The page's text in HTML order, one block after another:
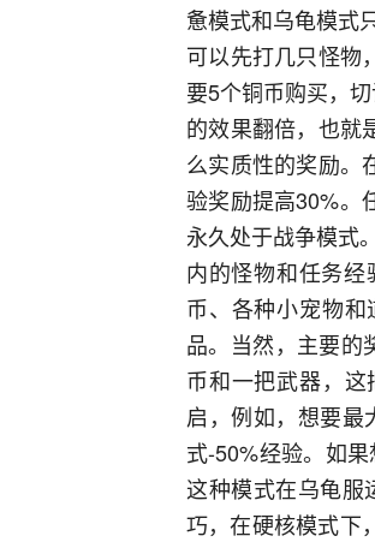
惫模式和乌龟模式
可以先打几只怪物
要5个铜币购买，
的效果翻倍，也就
么实质性的奖励。
验奖励提高30%。
永久处于战争模式
内的怪物和任务
币、各种小宠物
品。当然，主要的
币和一把武器，
启，例如，想要最
式-50%经验。如
这种模式在乌龟服
巧，在硬核模式下